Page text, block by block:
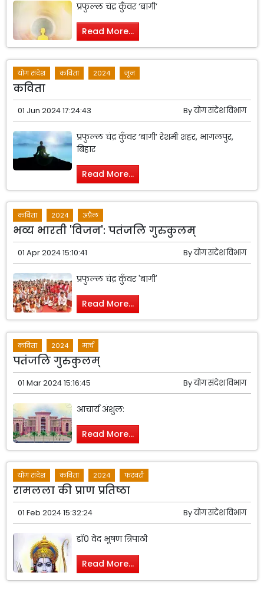
प्रफुल्ल चंद्र कुँवर ‘बागी’
Read More...
योग संदेश कविता 2024 जून
कविता
01 Jun 2024 17:24:43 Byयोग संदेश विभाग
प्रफुल्ल चंद्र कुँवर ‘बागी’ रेशमी शहर, भागलपुर,
बिहार
Read More...
कविता 2024 अप्रैल
भव्य भारती 'विजन': पतंजलि गुरुकुलम्
01 Apr 2024 15:10:41 Byयोग संदेश विभाग
प्रफुल्ल चंद्र कुँवर 'बागी'
Read More...
कविता 2024 मार्च
पतंजलि गुरुकुलम्
01 Mar 2024 15:16:45 Byयोग संदेश विभाग
आचार्य अंशुल:
Read More...
योग संदेश कविता 2024 फरवरी
रामलला की प्राण प्रतिष्ठा
01 Feb 2024 15:32:24 Byयोग संदेश विभाग
डॉ0 वेद भूषण त्रिपाठी
Read More...